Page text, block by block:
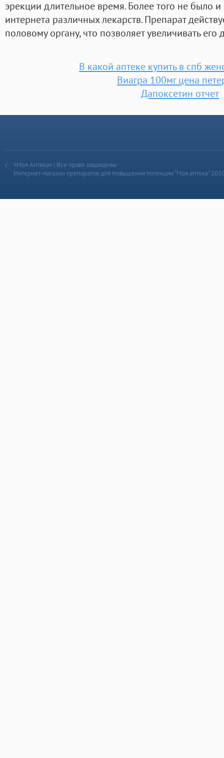
эрекции длительное время. Более того не было
интернета различных лекарств. Препарат
половому органу, что позволяет увеличивать
В какой аптеке купить в спб
Виагра 100мг цена
Дапоксетин отчет
«Моя Аптека» | Все права защищены
Интернет-магазин препаратов для повышения потенции “Моя аптека”